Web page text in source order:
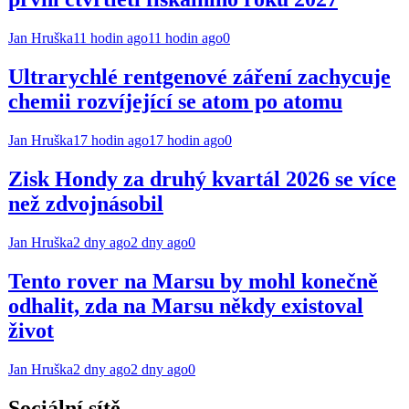
Jan Hruška11 hodin ago11 hodin ago0
Ultrarychlé rentgenové záření zachycuje
chemii rozvíjející se atom po atomu
Jan Hruška17 hodin ago17 hodin ago0
Zisk Hondy za druhý kvartál 2026 se více
než zdvojnásobil
Jan Hruška2 dny ago2 dny ago0
Tento rover na Marsu by mohl konečně
odhalit, zda na Marsu někdy existoval
život
Jan Hruška2 dny ago2 dny ago0